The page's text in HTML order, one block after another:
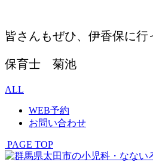
皆さんもぜひ、伊香保に
保育士 菊池
ALL
WEB予約
お問い合わせ
PAGE TOP